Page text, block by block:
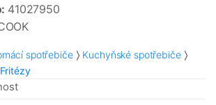
41027950
spotřebiče
Kuchyňské spotřebiče
Fritézy